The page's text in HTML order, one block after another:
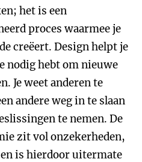
het is een
proces waarmee je
creëert. Design helpt je
nodig hebt om nieuwe
Je weet anderen te
andere weg in te slaan
te nemen. De
zit vol onzekerheden,
is hierdoor uitermate